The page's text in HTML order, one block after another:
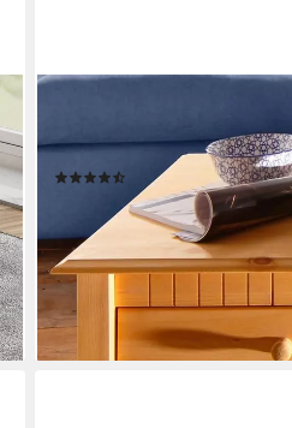
Couchtisch Lisa (Couchtisch,
Home affaire, Breite 60 cm, 1
(174)
UVP229,99 €
-48%
lieferbar - in 2-3 Werktagen bei dir